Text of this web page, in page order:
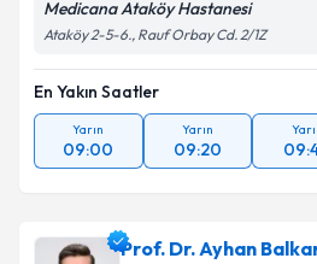
Medicana Ataköy Hastanesi
Ataköy 2-5-6., Rauf Orbay Cd. 2/1Z
En Yakın Saatler
Yarın
09:00
Yarın
09:20
Prof. Dr. Ayhan